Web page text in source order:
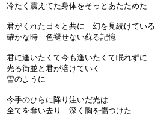
冷たく震えてた身体をそっとあたためた
君がくれた日々と共に 幻を見続けている
確かな時 色褪せない蘇る記憶
君に逢いたくて今も逢いたくて眠れずに
光る街並と君が溶けていく
雪のように
今手のひらに降り注いだ光は
全てを奪い去り 深く胸を傷つけた